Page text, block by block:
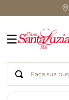
Faça sua busca